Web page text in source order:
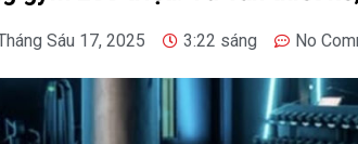
Sáu 17, 2025 3:22 sáng No